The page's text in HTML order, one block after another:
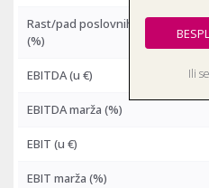
Ili
Rast/pad poslovnih prihoda
(%)
EBITDA(u €)
EBITDA marža (%)
EBIT (u €)
EBIT marža (%)